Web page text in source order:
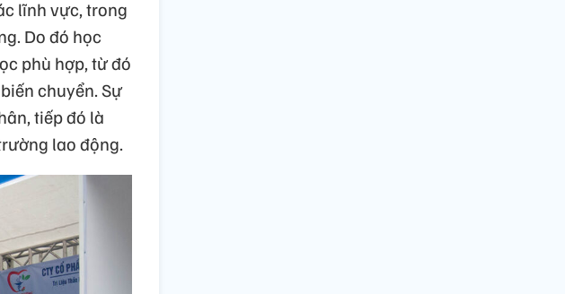
lĩnh vực, trong
Do đó học
phù hợp, từ đó
chuyển. Sự
tiếp đó là
lao động.